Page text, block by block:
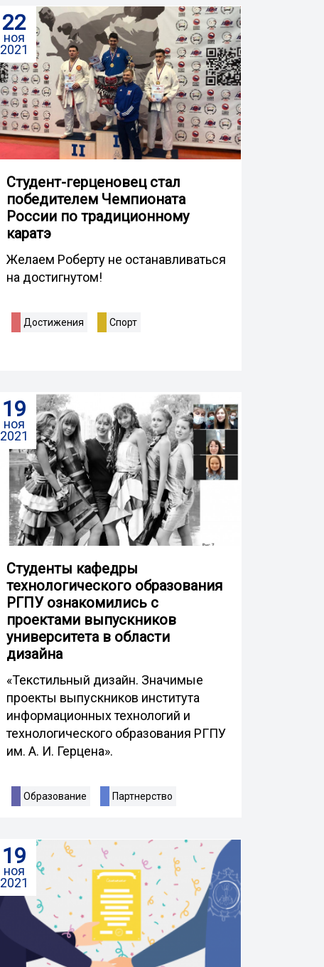
22
ноя
2021
Студент-герценовец стал
победителем Чемпионата
России по традиционному
каратэ
Желаем Роберту не останавливаться
на достигнутом!
Достижения Спорт
19
ноя
2021
Студенты кафедры
технологического образования
РГПУ ознакомились с
проектами выпускников
университета в области
дизайна
«Текстильный дизайн. Значимые
проекты выпускников института
информационных технологий и
технологического образования РГПУ
им. А. И. Герцена».
Образование Партнерство
19
ноя
2021